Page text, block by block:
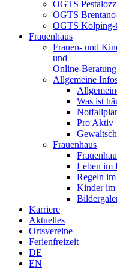
OGTS
OGTS
OGTS Kolping-
Frauenhaus
Frauen- und
und
Online-Beratung
Allgemeine
Was ist
Pro Aktiv
Frauenhaus
Leben im
Regeln
Kinder im
Karriere
Aktuelles
Ortsvereine
Ferienfreizeit
DE
EN